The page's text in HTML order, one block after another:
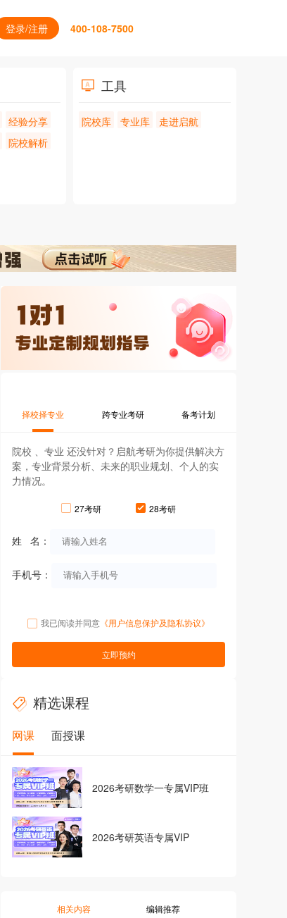
登录/注册 400-108-7500
经验分享
院校解析
工具
院校库 专业库 走进启航
择校择专业 跨专业考研 备考计划
院校 、专业 还没针对？启航考研为你提供解决方
案，专业背景分析、未来的职业规划、个人的实
力情况。
27考研 28考研
姓 名：
手机号：
我已阅读并同意 《用户信息保护及隐私协议》
立即预约
精选课程
网课 面授课
2026考研数学一专属VIP班
2026考研英语专属VIP
相关内容 编辑推荐